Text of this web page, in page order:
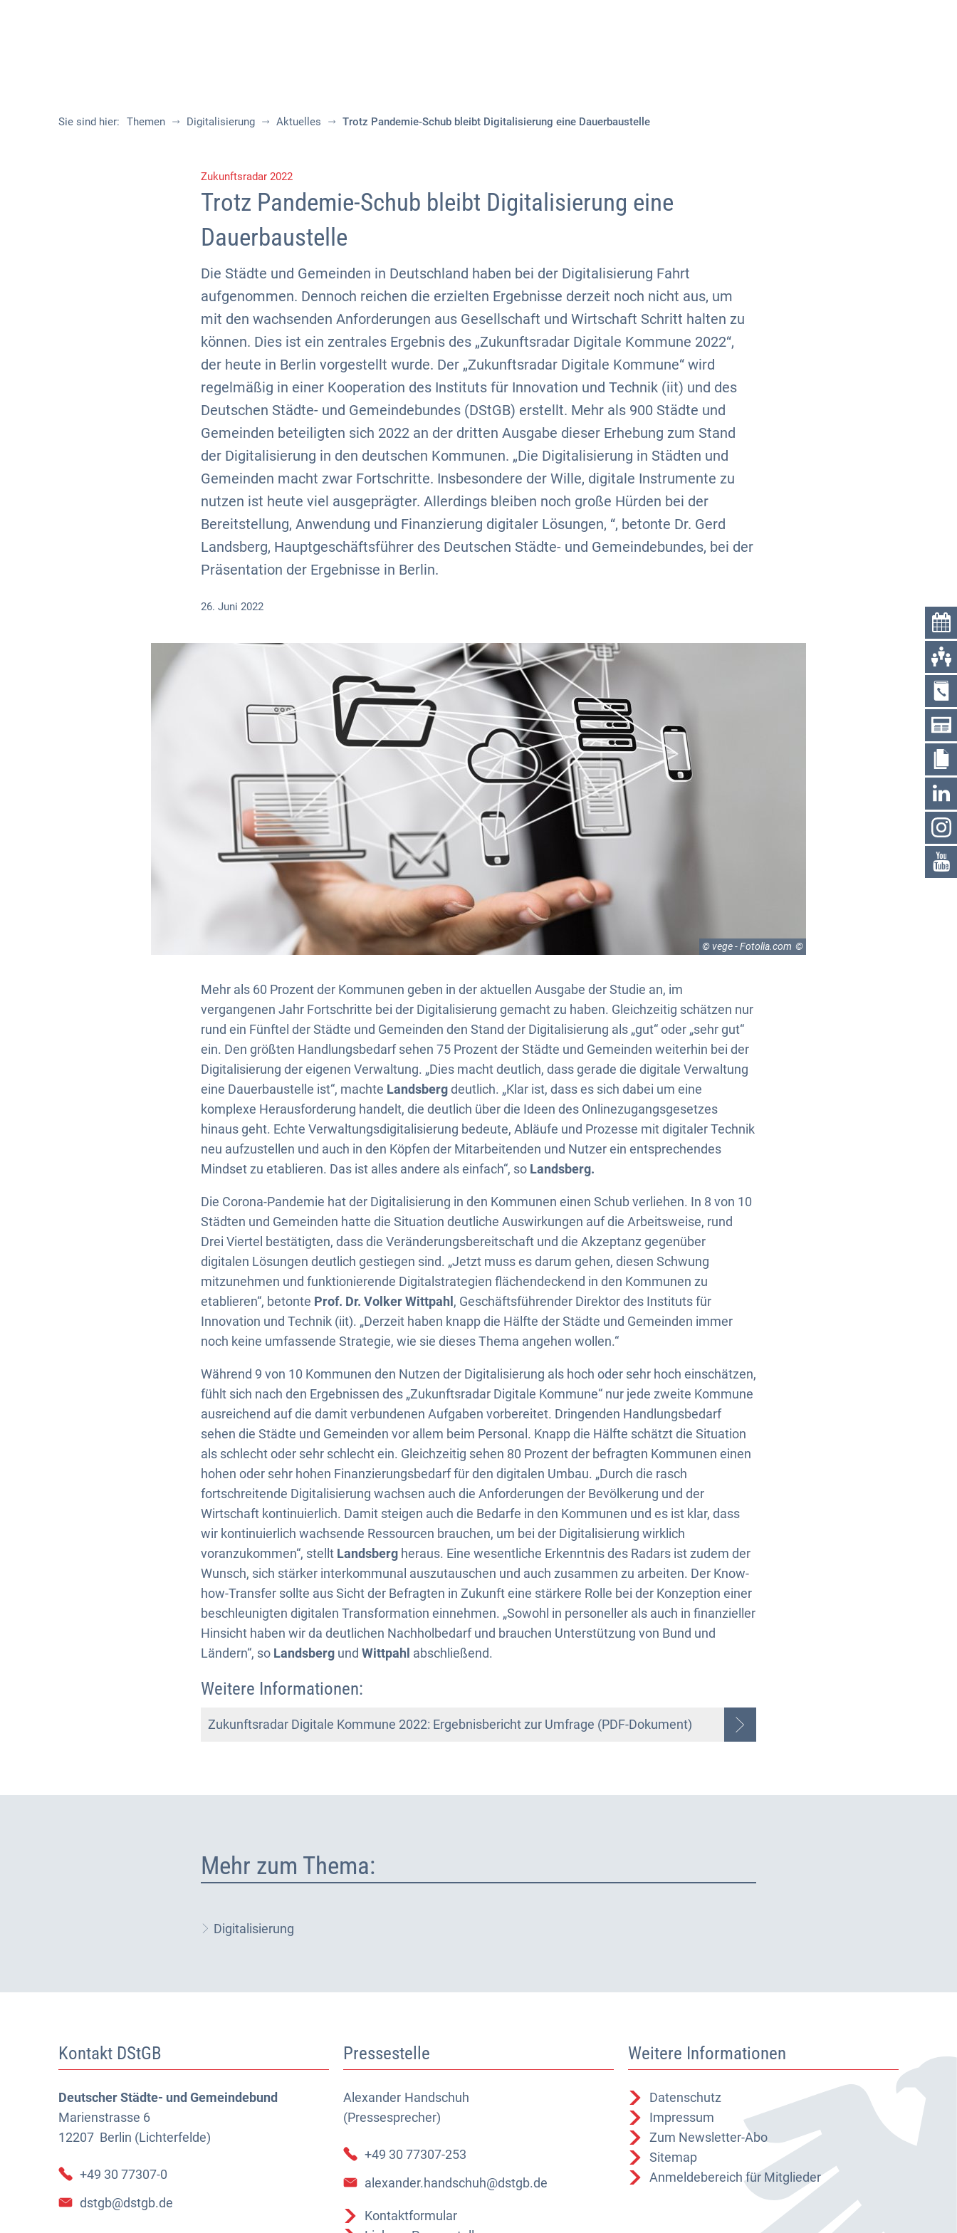
Sie sind hier: Themen Digitalisierung Aktuelles Trotz Pandemie-Schub bleibt Digitalisierung eine Dauerbaustelle
Zukunftsradar 2022
Trotz Pandemie-Schub bleibt Digitalisierung eine
Dauerbaustelle
Die Städte und Gemeinden in Deutschland haben bei der Digitalisierung Fahrt
aufgenommen. Dennoch reichen die erzielten Ergebnisse derzeit noch nicht aus, um
mit den wachsenden Anforderungen aus Gesellschaft und Wirtschaft Schritt halten zu
können. Dies ist ein zentrales Ergebnis des „Zukunftsradar Digitale Kommune 2022“,
der heute in Berlin vorgestellt wurde. Der „Zukunftsradar Digitale Kommune“ wird
regelmäßig in einer Kooperation des Instituts für Innovation und Technik (iit) und des
Deutschen Städte- und Gemeindebundes (DStGB) erstellt. Mehr als 900 Städte und
Gemeinden beteiligten sich 2022 an der dritten Ausgabe dieser Erhebung zum Stand
der Digitalisierung in den deutschen Kommunen. „Die Digitalisierung in Städten und
Gemeinden macht zwar Fortschritte. Insbesondere der Wille, digitale Instrumente zu
nutzen ist heute viel ausgeprägter. Allerdings bleiben noch große Hürden bei der
Bereitstellung, Anwendung und Finanzierung digitaler Lösungen, “, betonte Dr. Gerd
Landsberg, Hauptgeschäftsführer des Deutschen Städte- und Gemeindebundes, bei der
Präsentation der Ergebnisse in Berlin.
26. Juni 2022
© vege - Fotolia.com
Mehr als 60 Prozent der Kommunen geben in der aktuellen Ausgabe der Studie an, im
vergangenen Jahr Fortschritte bei der Digitalisierung gemacht zu haben. Gleichzeitig schätzen nur
rund ein Fünftel der Städte und Gemeinden den Stand der Digitalisierung als „gut“ oder „sehr gut“
ein. Den größten Handlungsbedarf sehen 75 Prozent der Städte und Gemeinden weiterhin bei der
Digitalisierung der eigenen Verwaltung. „Dies macht deutlich, dass gerade die digitale Verwaltung
eine Dauerbaustelle ist“, machte Landsbergdeutlich. „Klar ist, dass es sich dabei um eine
komplexe Herausforderung handelt, die deutlich über die Ideen des Onlinezugangsgesetzes
hinaus geht. Echte Verwaltungsdigitalisierung bedeute, Abläufe und Prozesse mit digitaler Technik
neu aufzustellen und auch in den Köpfen der Mitarbeitenden und Nutzer ein entsprechendes
Mindset zu etablieren. Das ist alles andere als einfach“, so Landsberg.
Die Corona-Pandemie hat der Digitalisierung in den Kommunen einen Schub verliehen. In 8 von 10
Städten und Gemeinden hatte die Situation deutliche Auswirkungen auf die Arbeitsweise, rund
Drei Viertel bestätigten, dass die Veränderungsbereitschaft und die Akzeptanz gegenüber
digitalen Lösungen deutlich gestiegen sind. „Jetzt muss es darum gehen, diesen Schwung
mitzunehmen und funktionierende Digitalstrategien flächendeckend in den Kommunen zu
etablieren“, betonte Prof. Dr. Volker Wittpahl , Geschäftsführender Direktor des Instituts für
Innovation und Technik (iit). „Derzeit haben knapp die Hälfte der Städte und Gemeinden immer
noch keine umfassende Strategie, wie sie dieses Thema angehen wollen.“
Während 9 von 10 Kommunen den Nutzen der Digitalisierung als hoch oder sehr hoch einschätzen,
fühlt sich nach den Ergebnissen des „Zukunftsradar Digitale Kommune“ nur jede zweite Kommune
ausreichend auf die damit verbundenen Aufgaben vorbereitet. Dringenden Handlungsbedarf
sehen die Städte und Gemeinden vor allem beim Personal. Knapp die Hälfte schätzt die Situation
als schlecht oder sehr schlecht ein. Gleichzeitig sehen 80 Prozent der befragten Kommunen einen
hohen oder sehr hohen Finanzierungsbedarf für den digitalen Umbau. „Durch die rasch
fortschreitende Digitalisierung wachsen auch die Anforderungen der Bevölkerung und der
Wirtschaft kontinuierlich. Damit steigen auch die Bedarfe in den Kommunen und es ist klar, dass
wir kontinuierlich wachsende Ressourcen brauchen, um bei der Digitalisierung wirklich
voranzukommen“, stellt Landsberg heraus. Eine wesentliche Erkenntnis des Radars ist zudem der
Wunsch, sich stärker interkommunal auszutauschen und auch zusammen zu arbeiten. Der Know-
how-Transfer sollte aus Sicht der Befragten in Zukunft eine stärkere Rolle bei der Konzeption einer
beschleunigten digitalen Transformation einnehmen. „Sowohl in personeller als auch in finanzieller
Hinsicht haben wir da deutlichen Nachholbedarf und brauchen Unterstützung von Bund und
Ländern“, so Landsberg und Wittpahl abschließend.
Weitere Informationen:
Zukunftsradar Digitale Kommune 2022: Ergebnisbericht zur Umfrage (PDF-Dokument)
Mehr zum Thema:
Digitalisierung
Kontakt DStGB
Deutscher Städte- und Gemeindebund
Marienstrasse 6
12207 Berlin (Lichterfelde)
+49 30 77307-0
dstgb@dstgb.de
Pressestelle
Alexander Handschuh
(Pressesprecher)
Alexander Handschuh (Pressesprecher)
+49 30 77307-253
alexander.handschuh@dstgb.de
Kontaktformular
Weitere Informationen
Datenschutz
Impressum
Zum Newsletter-Abo
Sitemap
Anmeldebereich für Mitglieder